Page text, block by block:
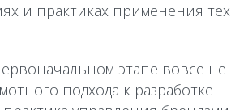
и практиках применения тех
этапе вовсе не
подхода к разработке